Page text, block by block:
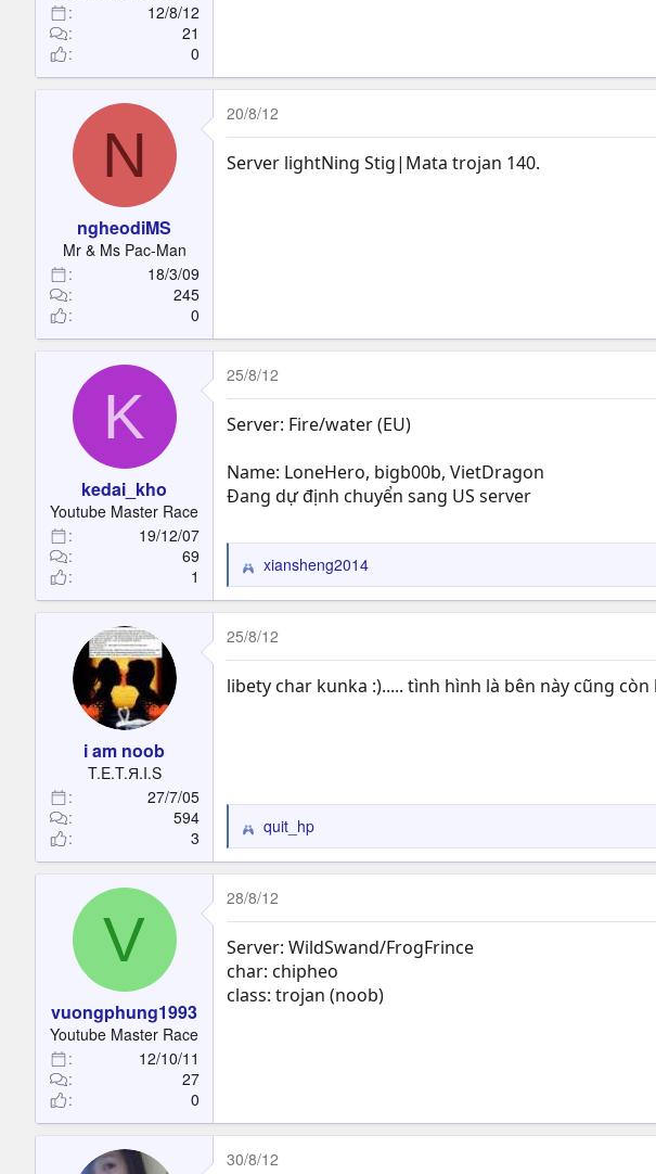
12/8/12
21
0
N
ngheodiMS
Mr & Ms Pac-Man
18/3/09
245
0
20/8/12
Server lightNing Stig|Mata trojan 140.
K
kedai_kho
Youtube Master Race
19/12/07
69
1
25/8/12
Server: Fire/water (EU)
Name: LoneHero, bigb00b, VietDragon
Đang dự định chuyển sang US server
R
e
a
c
t
o
xiansheng2014
i am noob
T.E.T.Я.I.S
27/7/05
594
3
25/8/12
libety char kunka :)..... tình hình là bên này cũng
R
e
a
c
t
o
n
s
quit_hp
V
vuongphung1993
Youtube Master Race
12/10/11
27
0
28/8/12
Server: WildSwand/FrogFrince
char: chipheo
class: trojan (noob)
30/8/12